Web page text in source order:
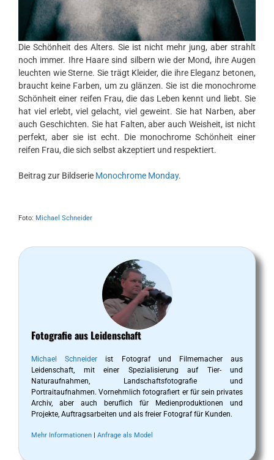
Die Schönheit des Alters. Sie ist nicht mehr jung, aber strahlt
noch immer. Ihre Haare sind silbern wie der Mond, ihre Augen
leuchten wie Sterne. Sie trägt Kleider, die ihre Eleganz betonen,
braucht keine Farben, um zu glänzen. Sie ist die monochrome
Schönheit einer reifen Frau, die das Leben kennt und liebt. Sie
hat viel erlebt, viel gelacht, viel geweint. Sie hat Narben, aber
auch Geschichten. Sie hat Falten, aber auch Weisheit, ist nicht
perfekt, aber sie ist echt. Die monochrome Schönheit einer
reifen Frau, die sich selbst akzeptiert und respektiert.
Beitrag zur Bildserie Monochrome Monday.
Foto: Michael Schneider
Fotografie aus Leidenschaft
Michael Schneider ist Fotograf und Filmemacher aus
Leidenschaft, mit einer Spezialisierung auf Tier- und
Naturaufnahmen, Landschaftsfotografie und
Portraitaufnahmen. Vornehmlich fotografiert er für sein privates
Archiv, aber auch beruflich für Medienproduktionen und
Projekte, Auftragsarbeiten und als freier Fotograf für Kunden.
Mehr Informationen | Anfrage als Model